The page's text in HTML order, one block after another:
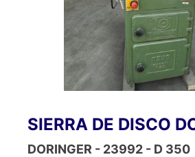
SIERRA DE DISCO
DORINGER - 23992 - D 350